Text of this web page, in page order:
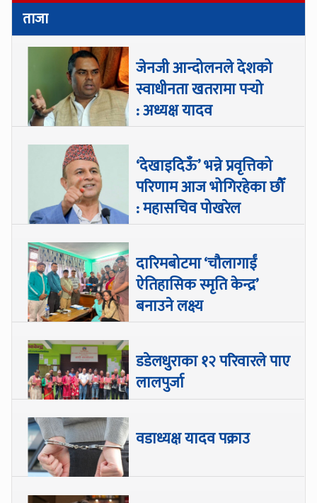
ताजा
जेनजी आन्दोलनले देशको
स्वाधीनता खतरामा पर्‍यो
: अध्यक्ष यादव
‘देखाइदिऊँ’ भन्ने प्रवृत्तिको
परिणाम आज भोगिरहेका छौँ
: महासचिव पोखरेल
दारिमबोटमा ‘चौलागाईं
ऐतिहासिक स्मृति केन्द्र’
बनाउने लक्ष्य
डडेलधुराका १२ परिवारले पाए
लालपुर्जा
वडाध्यक्ष यादव पक्राउ